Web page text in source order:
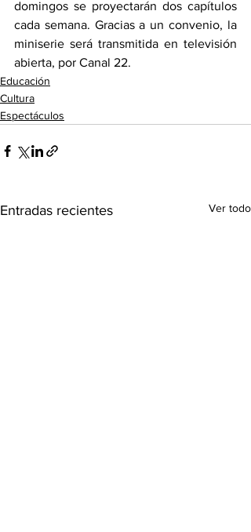
domingos se proyectarán dos capítulos
cada semana. Gracias a un convenio, la
miniserie será transmitida en televisión
abierta, por Canal 22.
Educación
Cultura
Espectáculos
Entradas recientes Ver todo